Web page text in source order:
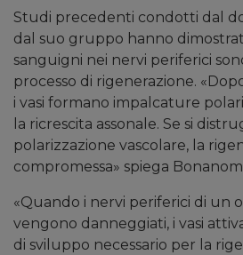
Studi precedenti condotti dal
dal suo gruppo hanno
sanguigni nei nervi periferici
processo di rigenerazione.
i vasi formano impalcature
la ricrescita assonale. Se si
polarizzazione vascolare, la
compromessa» spiega
«Quando i nervi periferici di un
vengono danneggiati, i vasi
di sviluppo necessario per la